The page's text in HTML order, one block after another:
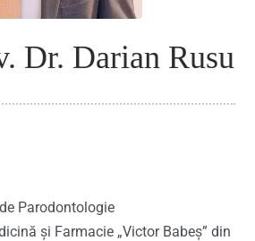
Dr. Darian Rusu
Parodontologie
și Farmacie „Victor Babeș” din